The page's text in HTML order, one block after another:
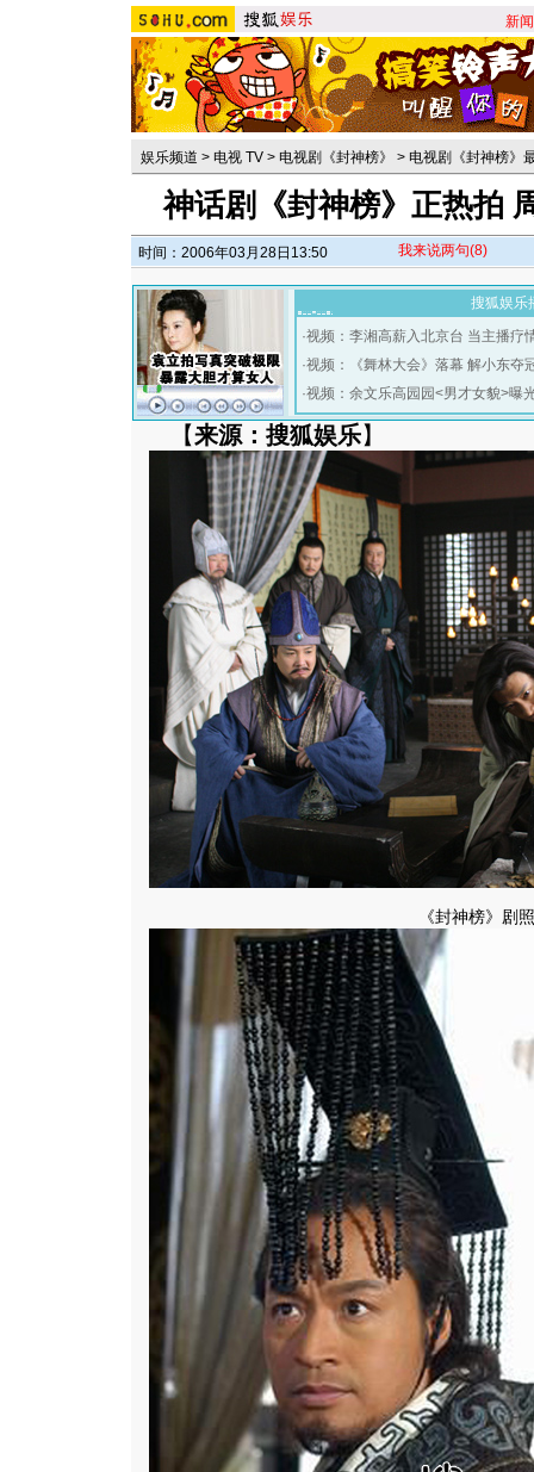
新闻
娱乐频道 > 电视 TV > 电视剧《封神榜》 > 电视剧《封神榜》
神话剧《封神榜》正热拍
时间：2006年03月28日13:50 我来说两句(8)
搜狐娱乐
·视频：李湘高薪入北京台 当主播疗
·视频：《舞林大会》落幕 解小东夺
·视频：余文乐高园园<男才女貌>曝
【来源：搜狐娱乐】
《封神榜》剧照